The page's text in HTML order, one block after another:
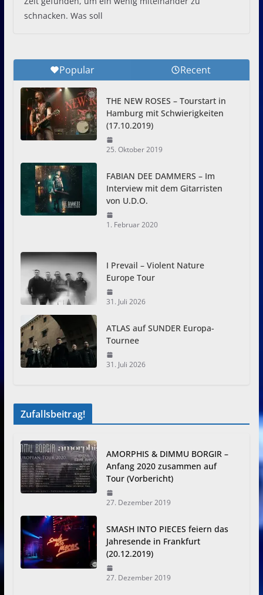
schnacken. Was soll
Popular Recent
THE NEW ROSES – Tourstart in
Hamburg mit Schwierigkeiten
(17.10.2019)
25. Oktober 2019
FABIAN DEE DAMMERS – Im
Interview mit dem Gitarristen
von U.D.O.
1. Februar 2020
I Prevail – Violent Nature
Europe Tour
31. Juli 2026
ATLAS auf SUNDER Europa-
Tournee
31. Juli 2026
Zufallsbeitrag!
AMORPHIS & DIMMU BORGIR –
Anfang 2020 zusammen auf
Tour (Vorbericht)
27. Dezember 2019
SMASH INTO PIECES feiern das
Jahresende in Frankfurt
(20.12.2019)
27. Dezember 2019